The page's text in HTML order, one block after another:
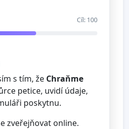
Cíl: 100
s tím, že Chraňme
petice, uvidí údaje,
poskytnu.
zveřejňovat online.